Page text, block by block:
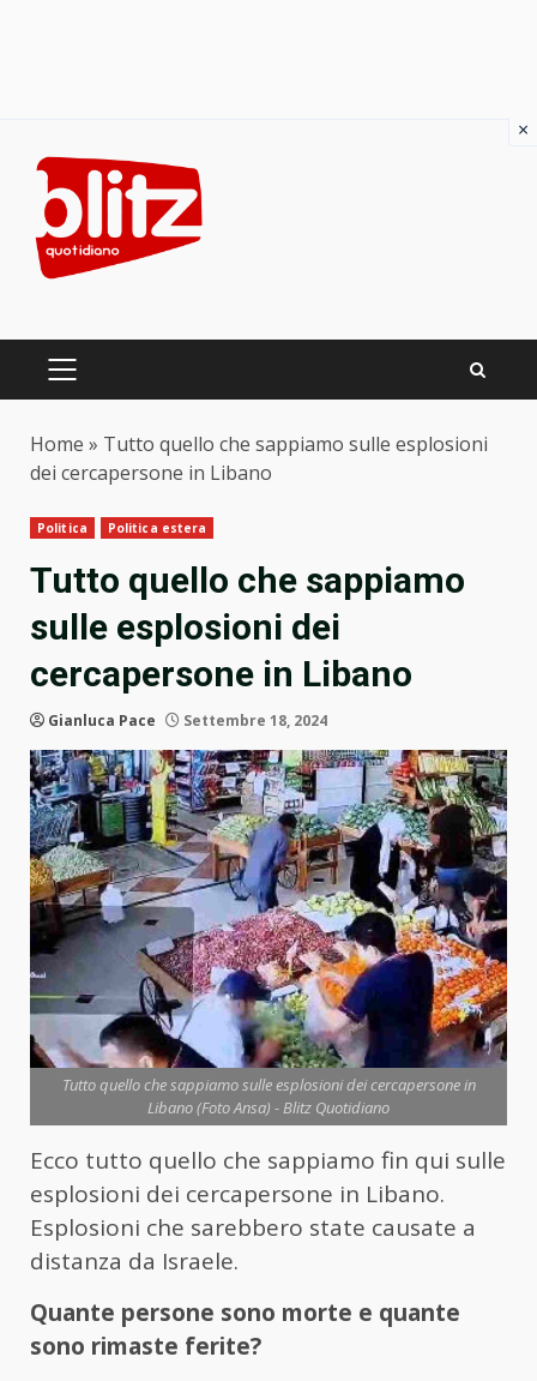
content
PRIMARY
Home » Tutto quello che sappiamo sulle esplosioni
dei cercapersone in Libano
Politica Politica estera
Tutto quello che sappiamo
sulle esplosioni dei
cercapersone in Libano
Gianluca Pace Settembre 18, 2024
Tutto quello che sappiamo sulle esplosioni dei cercapersone in
Libano (Foto Ansa) - Blitz Quotidiano
Ecco tutto quello che sappiamo fin qui sulle
esplosioni dei cercapersone in Libano.
Esplosioni che sarebbero state causate a
distanza da Israele.
Quante persone sono morte e quante
sono rimaste ferite?
×